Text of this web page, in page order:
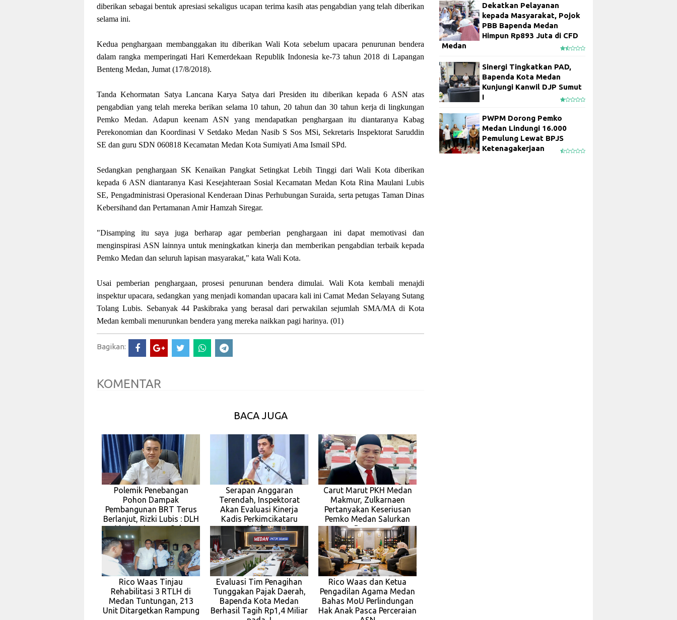
diberikan sebagai bentuk apresiasi sekaligus ucapan terima kasih atas pengabdian yang telah diberikan
selama ini.
Kedua penghargaan membanggakan itu diberikan Wali Kota sebelum upacara penurunan bendera
dalam rangka memperingati Hari Kemerdekaan Republik Indonesia ke-73 tahun 2018 di Lapangan
Benteng Medan, Jumat (17/8/2018).
Tanda Kehormatan Satya Lancana Karya Satya dari Presiden itu diberikan kepada 6 ASN atas
pengabdian yang telah mereka berikan selama 10 tahun, 20 tahun dan 30 tahun kerja di lingkungan
Pemko Medan. Adapun keenam ASN yang mendapatkan penghargaan itu diantaranya Kabag
Perekonomian dan Koordinasi V Setdako Medan Nasib S Sos MSi, Sekretaris Inspektorat Saruddin
SE dan guru SDN 060818 Kecamatan Medan Kota Sumiyati Ama Ismail SPd.
Sedangkan penghargaan SK Kenaikan Pangkat Setingkat Lebih Tinggi dari Wali Kota diberikan
kepada 6 ASN diantaranya Kasi Kesejahteraan Sosial Kecamatan Medan Kota Rina Maulani Lubis
SE, Pengadministrasi Operasional Kenderaan Dinas Perhubungan Suraida, serta petugas Taman Dinas
Kebersihand dan Pertamanan Amir Hamzah Siregar.
"Disamping itu saya juga berharap agar pemberian penghargaan ini dapat memotivasi dan
menginspirasi ASN lainnya untuk meningkatkan kinerja dan memberikan pengabdian terbaik kepada
Pemko Medan dan seluruh lapisan masyarakat," kata Wali Kota.
Usai pemberian penghargaan, prosesi penurunan bendera dimulai. Wali Kota kembali menajdi
inspektur upacara, sedangkan yang menjadi komandan upacara kali ini Camat Medan Selayang Sutang
Tolang Lubis. Sebanyak 44 Paskibraka yang berasal dari perwakilan sejumlah SMA/MA di Kota
Medan kembali menurunkan bendera yang mereka naikkan pagi harinya. (01)
Bagikan:
KOMENTAR
BACA JUGA
Polemik Penebangan
Pohon Dampak
Pembangunan BRT Terus
Berlanjut, Rizki Lubis : DLH
Medan Jangan Suka
Serapan Anggaran
Terendah, Inspektorat
Akan Evaluasi Kinerja
Kadis Perkimcikataru
Medan
Carut Marut PKH Medan
Makmur, Zulkarnaen
Pertanyakan Keseriusan
Pemko Medan Salurkan
Bansos
Rico Waas Tinjau
Rehabilitasi 3 RTLH di
Medan Tuntungan, 213
Unit Ditargetkan Rampung
Evaluasi Tim Penagihan
Tunggakan Pajak Daerah,
Bapenda Kota Medan
Berhasil Tagih Rp1,4 Miliar
Rico Waas dan Ketua
Pengadilan Agama Medan
Bahas MoU Perlindungan
Hak Anak Pasca Perceraian
Dekatkan Pelayanan
kepada Masyarakat, Pojok
PBB Bapenda Medan
Himpun Rp893 Juta di CFD
Medan
Sinergi Tingkatkan PAD,
Bapenda Kota Medan
Kunjungi Kanwil DJP Sumut
I
PWPM Dorong Pemko
Medan Lindungi 16.000
Pemulung Lewat BPJS
Ketenagakerjaan